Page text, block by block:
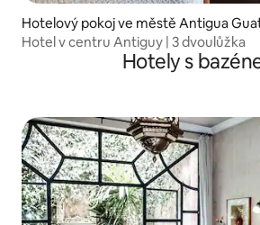
Hotelový pokoj ve městě Antigua
Hotel v centru Antiguy | 3 dvoulůžka
Hotely s